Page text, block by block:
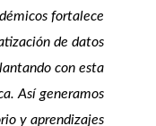
fortalece
de datos
con esta
Así generamos
y aprendizajes